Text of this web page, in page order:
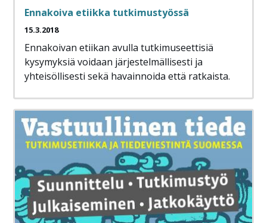
Ennakoiva etiikka tutkimustyössä
15.3.2018
Ennakoivan etiikan avulla tutkimuseettisiä
kysymyksiä voidaan järjestelmällisesti ja
yhteisöllisesti sekä havainnoida että ratkaista.